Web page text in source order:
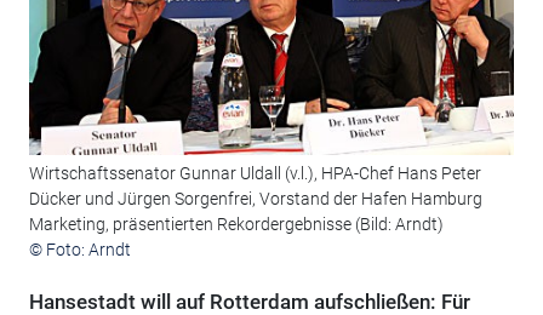
Wirtschaftssenator Gunnar Uldall (v.l.), HPA-Chef Hans Peter
Dücker und Jürgen Sorgenfrei, Vorstand der Hafen Hamburg
Marketing, präsentierten Rekordergebnisse (Bild: Arndt)
© Foto: Arndt
Hansestadt will auf Rotterdam aufschließen: Für